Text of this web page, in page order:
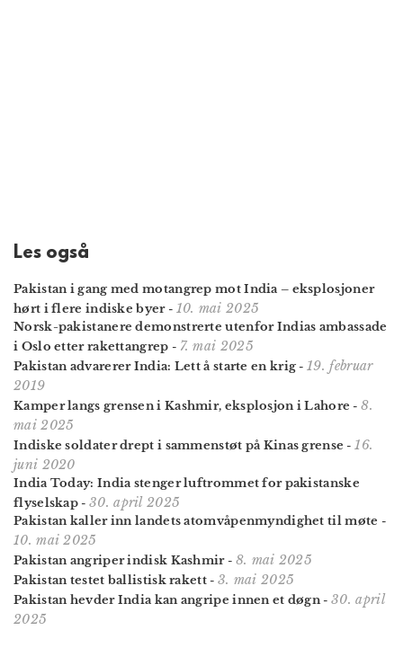
Les også
Pakistan i gang med motangrep mot India – eksplosjoner
hørt i flere indiske byer- 10. mai 2025
Norsk-pakistanere demonstrerte utenfor Indias ambassade
i Oslo etter rakettangrep - 7. mai 2025
Pakistan advarerer India: Lett å starte en krig -19. februar
2019
Kamper langs grensen i Kashmir, eksplosjon i Lahore -8.
mai 2025
Indiske soldater drept i sammenstøt på Kinas grense -16.
juni 2020
India Today: India stenger luftrommet for pakistanske
flyselskap - 30. april 2025
Pakistan kaller inn landets atomvåpen­myndighet til møte -
10. mai 2025
Pakistan angriper indisk Kashmir- 8. mai 2025
Pakistan testet ballistisk rakett- 3. mai 2025
Pakistan hevder India kan angripe innen et døgn-30. april
2025